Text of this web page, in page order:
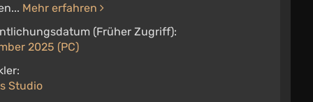
Mehr erfahren
(Früher Zugriff):
2025 (PC)
Studio